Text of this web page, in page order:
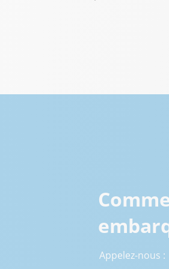
Appelez-nous :